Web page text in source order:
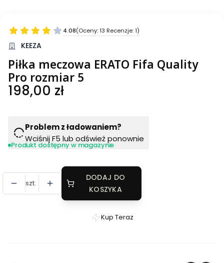
4.08(Oceny: 13 Recenzje: 1)
KEEZA
Piłka meczowa ERATO Fifa Quality
Pro rozmiar 5
Cena
198,00 zł
Problem z ładowaniem?
Wciśnij F5 lub odśwież ponownie
Produkt dostępny w magazynie
szt.
DODAJ DO
KOSZYKA
Szybki
Kup Teraz